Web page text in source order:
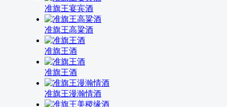
准旗王宴宾酒
准旗王高粱酒
准旗王酒
准旗王酒
准旗王漫瀚情酒